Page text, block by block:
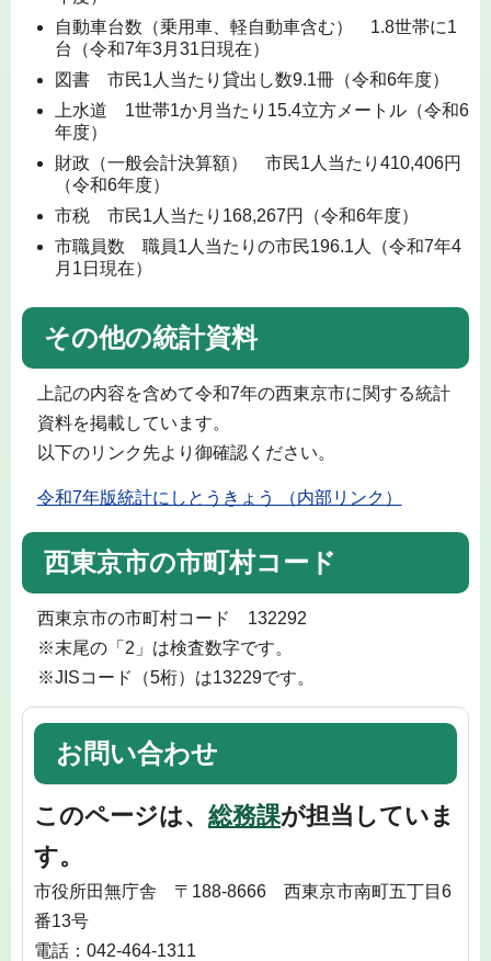
自動車台数（乗用車、軽自動車含む） 1.8世帯に1
台（令和7年3月31日現在）
図書 市民1人当たり貸出し数9.1冊（令和6年度）
上水道 1世帯1か月当たり15.4立方メートル（令和6
年度）
財政（一般会計決算額） 市民1人当たり410,406円
（令和6年度）
市税 市民1人当たり168,267円（令和6年度）
市職員数 職員1人当たりの市民196.1人（令和7年4
月1日現在）
その他の統計資料
上記の内容を含めて令和7年の西東京市に関する統計
資料を掲載しています。
以下のリンク先より御確認ください。
令和7年版統計にしとうきょう （内部リンク）
西東京市の市町村コード
西東京市の市町村コード 132292
※末尾の「2」は検査数字です。
※JISコード（5桁）は13229です。
お問い合わせ
このページは、 総務課が担当していま
す。
市役所田無庁舎 〒188-8666 西東京市南町五丁目6
番13号
電話：042-464-1311